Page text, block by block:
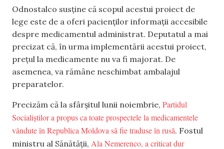
Odnostalco susține că scopul acestui proiect de
lege este de a oferi pacienților informații accesibile
despre medicamentul administrat. Deputatul a mai
precizat că, în urma implementării acestui proiect,
prețul la medicamente nu va fi majorat. De
asemenea, va rămâne neschimbat ambalajul
preparatelor.
Precizăm că la sfârșitul lunii noiembrie, Partidul
Socialiștilor a propus ca toate prospectele la medicamentele
vândute în Republica Moldova să fie traduse în rusă. Fostul
ministru al Sănătății, Ala Nemerenco, a criticat dur